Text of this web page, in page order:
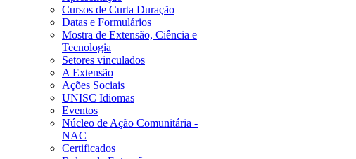
Cursos de Curta Duração
Datas e Formulários
Mostra de Extensão, Ciência e
Tecnologia
Setores vinculados
A Extensão
Ações Sociais
UNISC Idiomas
Eventos
Núcleo de Ação Comunitária -
NAC
Certificados